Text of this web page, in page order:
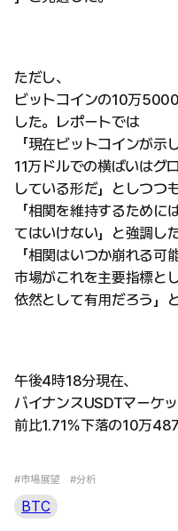
ただし、
ビットコインの10万
した。レポートでは
「現在ビットコインが
11万ドルでの横ばいはグ
している形だ」としつつも
「相関を維持するため
てはいけない」と強調し
「相関はいつか崩れる可
市場がこれを主要指標と
依然として有用だろう」
午後4時18分現在、
バイナンスUSDTマーケ
前比1.71％下落の10万
#市場展望 #分析
BTC